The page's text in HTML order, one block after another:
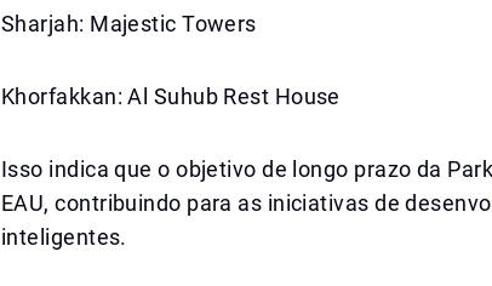
Sharjah: Majestic Towers
Khorfakkan: Al Suhub Rest House
Isso indica que o objetivo de longo prazo da
EAU, contribuindo para as iniciativas de
inteligentes.